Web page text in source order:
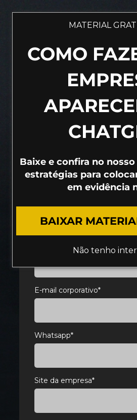
MATERIAL
COMO
Baixe e confira no
estratégias para
em evidência
BAIXAR
Não tenho
PRECISA PARA
AGENDE UMA SESSÃO
NOSSOS
Vamos avaliar suas
diagnóstico de marketing
problemas que impedem o
as melhores práticas para
E-mail corporativo*
Whatsapp*
Site da empresa*